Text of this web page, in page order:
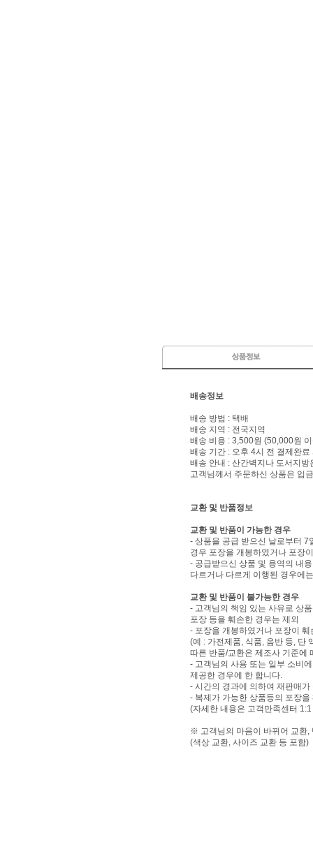
배송정보
배송 방법 : 택배
배송 지역 : 전국지역
배송 비용 : 3,500원 (50,000원
배송 기간 : 오후 4시 전 결제완료
배송 안내 : 산간벽지나 도서지
고객님께서 주문하신 상품은 입
교환 및 반품정보
교환 및 반품이 가능한 경우
- 상품을 공급 받으신 날로부터 7
경우 포장을 개봉하였거나 포장
- 공급받으신 상품 및 용역의 내
다르거나 다르게 이행된 경우에
교환 및 반품이 불가능한 경우
- 고객님의 책임 있는 사유로 상
포장 등을 훼손한 경우는 제외
- 포장을 개봉하였거나 포장이
(예 : 가전제품, 식품, 음반 등, 단
따른 반품/교환은 제조사 기준에
- 고객님의 사용 또는 일부 소비
제공한 경우에 한 합니다.
- 시간의 경과에 의하여 재판매
- 복제가 가능한 상품등의 포장을
(자세한 내용은 고객만족센터
※ 고객님의 마음이 바뀌어 교환,
(색상 교환, 사이즈 교환 등 포함)